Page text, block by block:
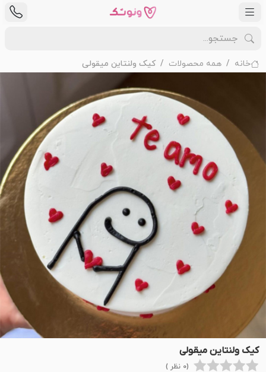
خانه همه محصولات کیک ولنتاین میقولی
کیک ولنتاین میقولی
(0 نظر )